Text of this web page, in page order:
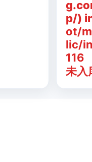
p/)
ot/
lic/
116
未入